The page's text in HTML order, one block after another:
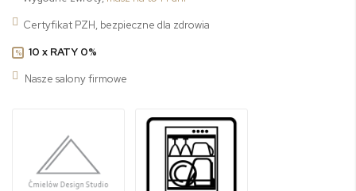
Certyfikat PZH, bezpieczne dla zdrowia
%
10 x RATY 0%
Nasze salony firmowe